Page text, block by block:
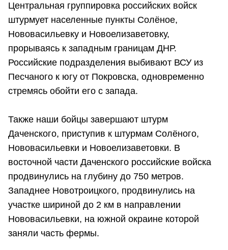
Центральная группировка российских войск
штурмует населенные пункты Солёное,
Нововасильевку и Новоелизаветовку,
прорываясь к западным границам ДНР.
Российские подразделения выбивают ВСУ из
Песчаного к югу от Покровска, одновременно
стремясь обойти его с запада.
Также наши бойцы завершают штурм
Даченского, приступив к штурмам Солёного,
Нововасильевки и Новоелизаветовки. В
восточной части Даченского российские войска
продвинулись на глубину до 750 метров.
Западнее Новотроицкого, продвинулись на
участке шириной до 2 км в направлении
Нововасильевки, на южной окраине которой
заняли часть фермы.